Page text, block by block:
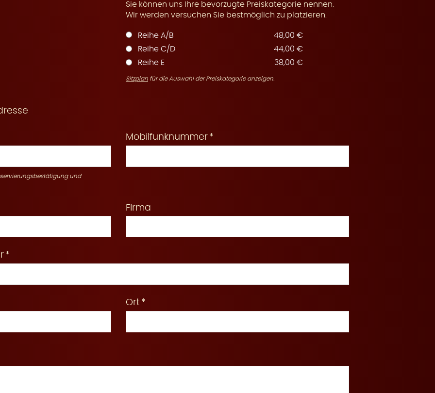
Sie können uns Ihre bevorzugte Preiskategorie nennen.
Wir werden versuchen Sie bestmöglich zu platzieren.
Reihe A/B
48,00 €
Reihe C/D
44,00 €
Reihe E
38,00 €
Sitzplan für die Auswahl der Preiskategorie anzeigen.
und
Mobilfunknummer
Firma
Ort